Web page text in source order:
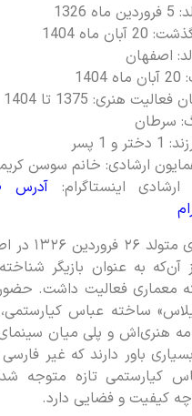
1375 تا 1404
ارشادی: خانم سوسن کریمی
اینستاگرام:آدرس صفحه
همایون ارشادی متولد ۲۶ فروردین ۱۳۲۶ در اصفهان
عنوان بازیگر شناخته شود،
فعالیت داشت. حضور او در
ساخته عباس کیارستمی، نقطه
و پلی میان سینمای ایران
دارند که غیر فارسی زبانان
تازه متوجه شدند که
و فضایی دارد.